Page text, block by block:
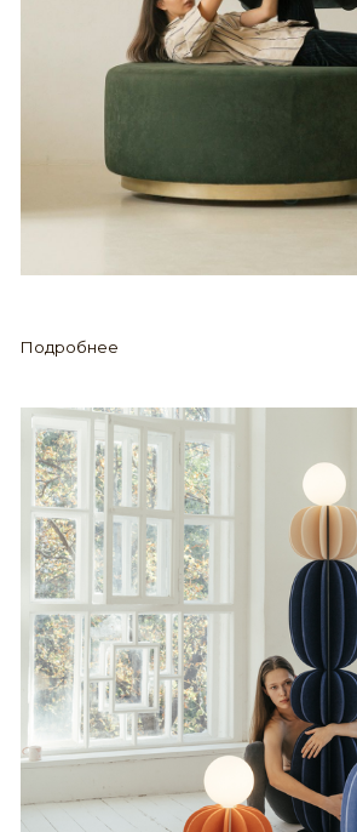
Подробнее